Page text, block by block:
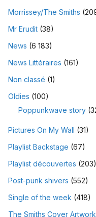
Morrissey/The Smiths
Mr Erudit (38)
News (6 183)
News Littéraires (161)
Non classé (1)
Oldies (100)
Poppunkwave story
Pictures On My Wall (31)
Playlist Backstage (67)
Playlist découvertes (203)
Post-punk shivers (552)
Single of the week (418)
The Smiths Cover Artwork